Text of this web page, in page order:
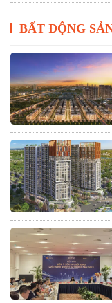
BẤT ĐỘNG